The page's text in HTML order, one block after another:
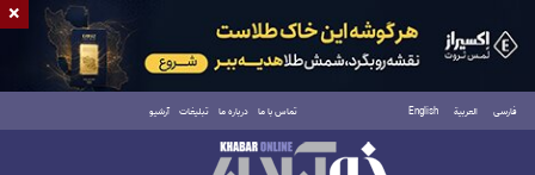
فارسی العربية English تماس با ما درباره ما تبلیغات آرشیو
جمعه ۱۶ مرداد ۱۴۰۵
×